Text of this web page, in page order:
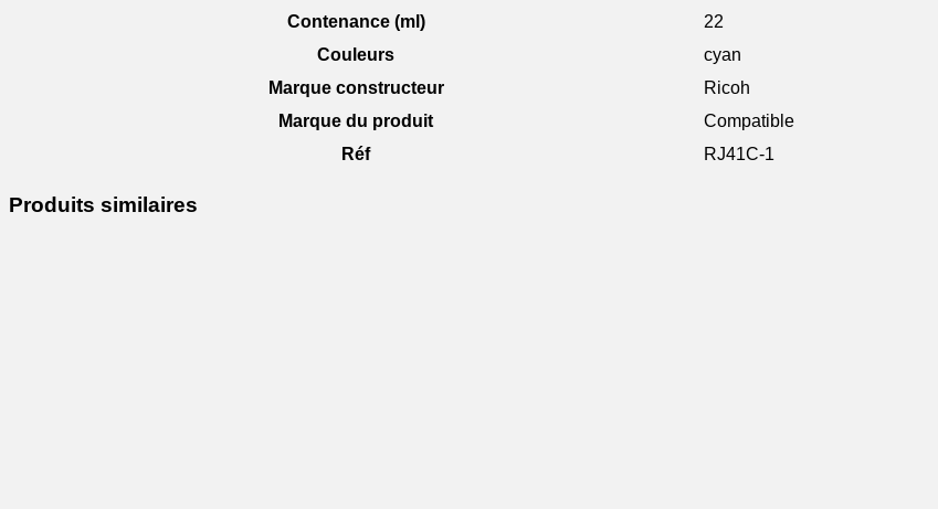
Contenance (ml)
22
Couleurs
cyan
Marque constructeur
Ricoh
Marque du produit
Compatible
Réf
RJ41C-1
Produits similaires